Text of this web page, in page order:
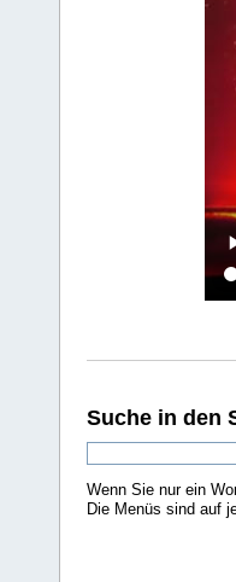
Suche in den
Wenn Sie nur ein
Die Menüs sind auf